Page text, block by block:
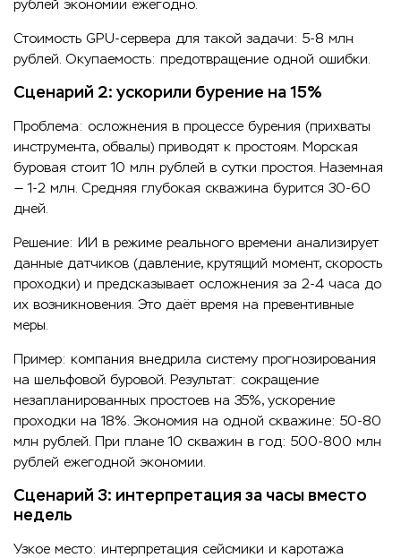
рублей экономии ежегодно.
Стоимость GPU-сервера для такой задачи: 5-8 млн
рублей. Окупаемость: предотвращение одной ошибки.
Сценарий 2: ускорили бурение на 15%
Проблема: осложнения в процессе бурения (прихваты
инструмента, обвалы) приводят к простоям. Морская
буровая стоит 10 млн рублей в сутки простоя. Наземная
— 1-2 млн. Средняя глубокая скважина бурится 30-60
дней.
Решение: ИИ в режиме реального времени анализирует
данные датчиков (давление, крутящий момент, скорость
проходки) и предсказывает осложнения за 2-4 часа до
их возникновения. Это даёт время на превентивные
меры.
Пример: компания внедрила систему прогнозирования
на шельфовой буровой. Результат: сокращение
незапланированных простоев на 35%, ускорение
проходки на 18%. Экономия на одной скважине: 50-80
млн рублей. При плане 10 скважин в год: 500-800 млн
рублей ежегодной экономии.
Сценарий 3: интерпретация за часы вместо
недель
Узкое место: интерпретация сейсмики и каротажа